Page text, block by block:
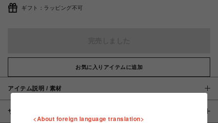
ギフト：ラッピング不可
お気に入りアイテムに追加
アイテム説明 / 素材
サイズ
<About foreign language translation>